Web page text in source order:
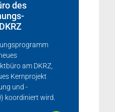
des
am DKRZ,
Kernprojekt
und -
koordiniert wird.